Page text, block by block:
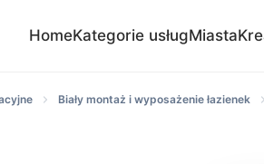
HomeKategorie usługMiasta
Biały montaż i wyposażenie łazienek